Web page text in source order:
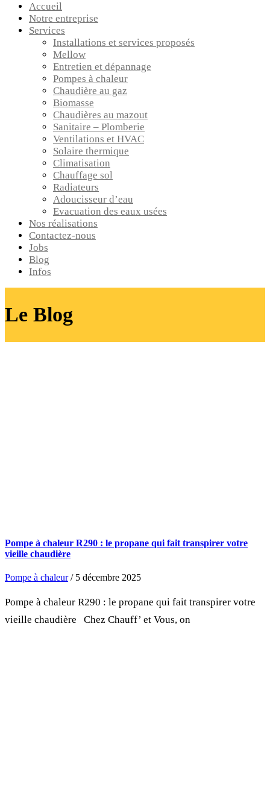
Accueil
Notre entreprise
Services
Installations et services proposés
Mellow
Entretien et dépannage
Pompes à chaleur
Chaudière au gaz
Biomasse
Chaudières au mazout
Sanitaire – Plomberie
Ventilations et HVAC
Solaire thermique
Climatisation
Chauffage sol
Radiateurs
Adoucisseur d’eau
Evacuation des eaux usées
Nos réalisations
Contactez-nous
Jobs
Blog
Infos
Le Blog
Pompe à chaleur R290 : le propane qui fait transpirer votre
vieille chaudière
Pompe à chaleur/ 5 décembre 2025
Pompe à chaleur R290 : le propane qui fait transpirer votre
vieille chaudière Chez Chauff’ et Vous, on